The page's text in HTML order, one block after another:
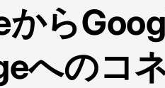
or data lake
Snowflake
Amazon Redshift
ClickHouse
から
へのコ